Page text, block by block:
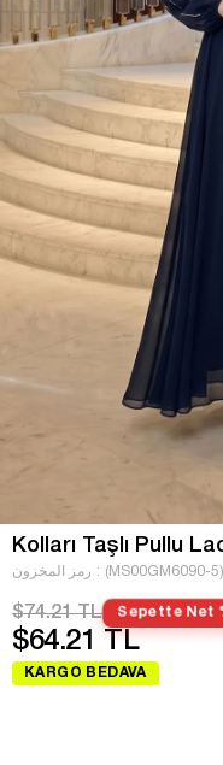
Kolları Taşlı Pullu
رمز المخزون (MS00GM6090-5)
$74.21 TL Sepette Net
$64.21 TL
KARGO BEDAVA